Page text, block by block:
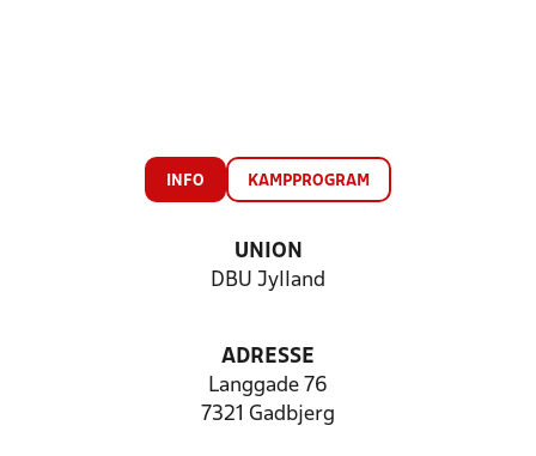
INFO KAMPPROGRAM
UNION
DBU Jylland
ADRESSE
Langgade 76
7321 Gadbjerg